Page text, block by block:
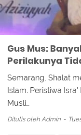
Gus Mus:
Perilakunya
Semarang, Shalat
Islam. Peristiwa
Musli…
Ditulis oleh Admin